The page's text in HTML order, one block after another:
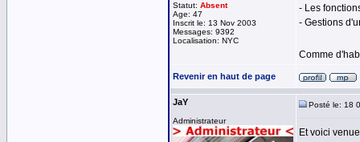
Statut: Absent
Age: 47
Inscrit le: 13 Nov 2003
Messages: 9392
Localisation: NYC
- Les
- Gestions
Comme
Revenir en haut de page
JaY
Administrateur
Posté le: 18
Et voici